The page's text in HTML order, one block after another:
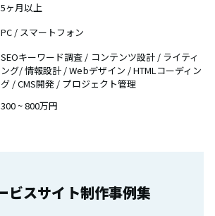
5ヶ月以上
PC / スマートフォン
SEOキーワード調査 / コンテンツ設計 / ライティ
ング/ 情報設計 / Webデザイン / HTMLコーディン
グ / CMS開発 / プロジェクト管理
300 ~ 800万円
ビスサイト制作事例集